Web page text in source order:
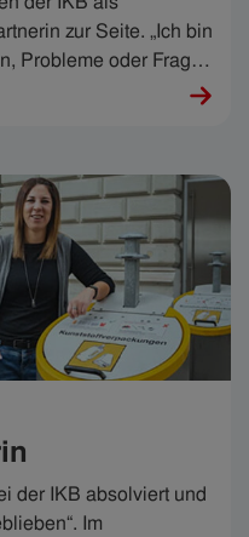
zur Seite. „Ich bin
Probleme oder Fragen
der IKB absolviert und
Im